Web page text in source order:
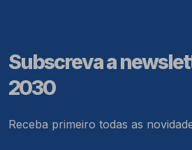
Subscreva a
2030
Receba primeiro todas as